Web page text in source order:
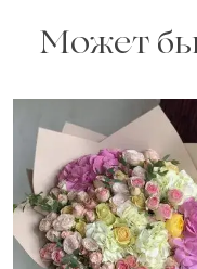
Может